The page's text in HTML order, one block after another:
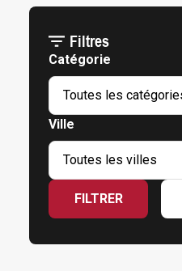
Filtres
Catégorie
Ville
FILTRER